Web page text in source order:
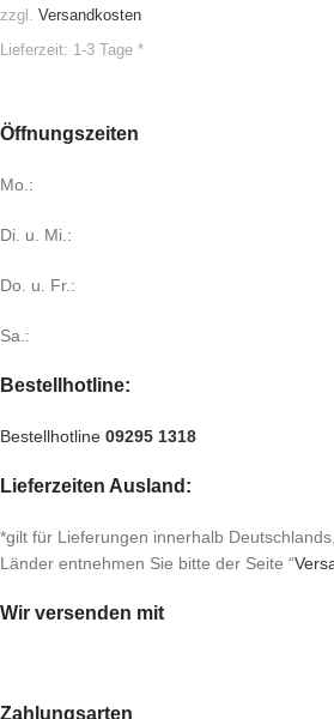
zzgl. Versandkosten
Lieferzeit: 1-3 Tage *
Öffnungszeiten
Mo.:
Di. u. Mi.:
Do. u. Fr.:
Sa.:
Bestellhotline:
Bestellhotline 09295 1318
Lieferzeiten Ausland:
*gilt für Lieferungen innerhalb
Länder entnehmen Sie bitte der Seite “
Wir versenden mit
Zahlungsarten